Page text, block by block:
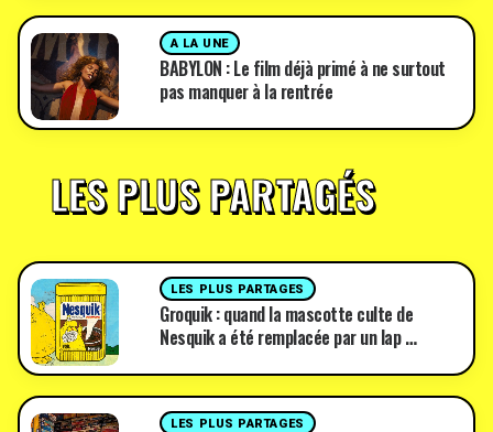
A LA UNE
BABYLON : Le film déjà primé à ne surtout
pas manquer à la rentrée
LES PLUS PARTAGÉS
LES PLUS PARTAGES
Groquik : quand la mascotte culte de
Nesquik a été remplacée par un lap …
LES PLUS PARTAGES